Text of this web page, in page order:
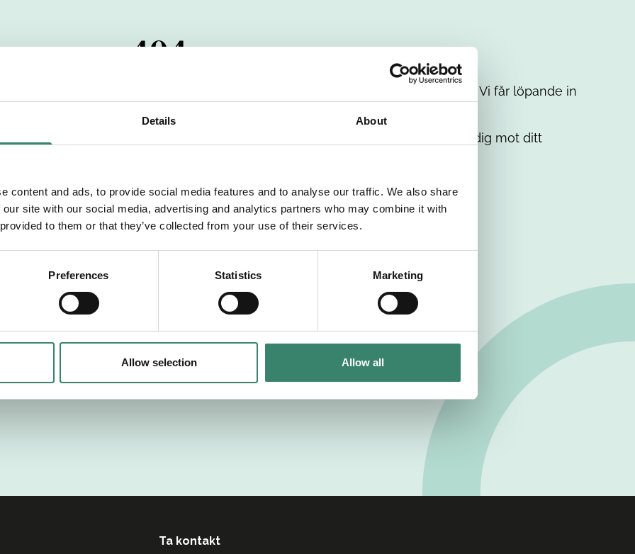
Details About
content and ads, to provide social media features and to analyse our traffic. We also share
site with our social media, advertising and analytics partners who may combine it with
to them or that they’ve collected from your use of their services.
Preferences Statistics Marketing
Allow selection Allow all
404
har passerats. Vi uppskattar verkligen ditt intresse. Misströsta inte. Vi får löpande in
dig med mer information om våra aktuella uppdrag. Tillsammans matchar vi dig mot ditt
Tillbaka till Sverek
Ta kontakt